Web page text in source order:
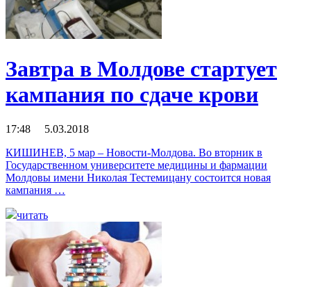
Завтра в Молдове стартует
кампания по сдаче крови
17:48 5.03.2018
КИШИНЕВ, 5 мар – Новости-Молдова. Во вторник в
Государственном университете медицины и фармации
Молдовы имени Николая Тестемицану состоится новая
кампания …
читать